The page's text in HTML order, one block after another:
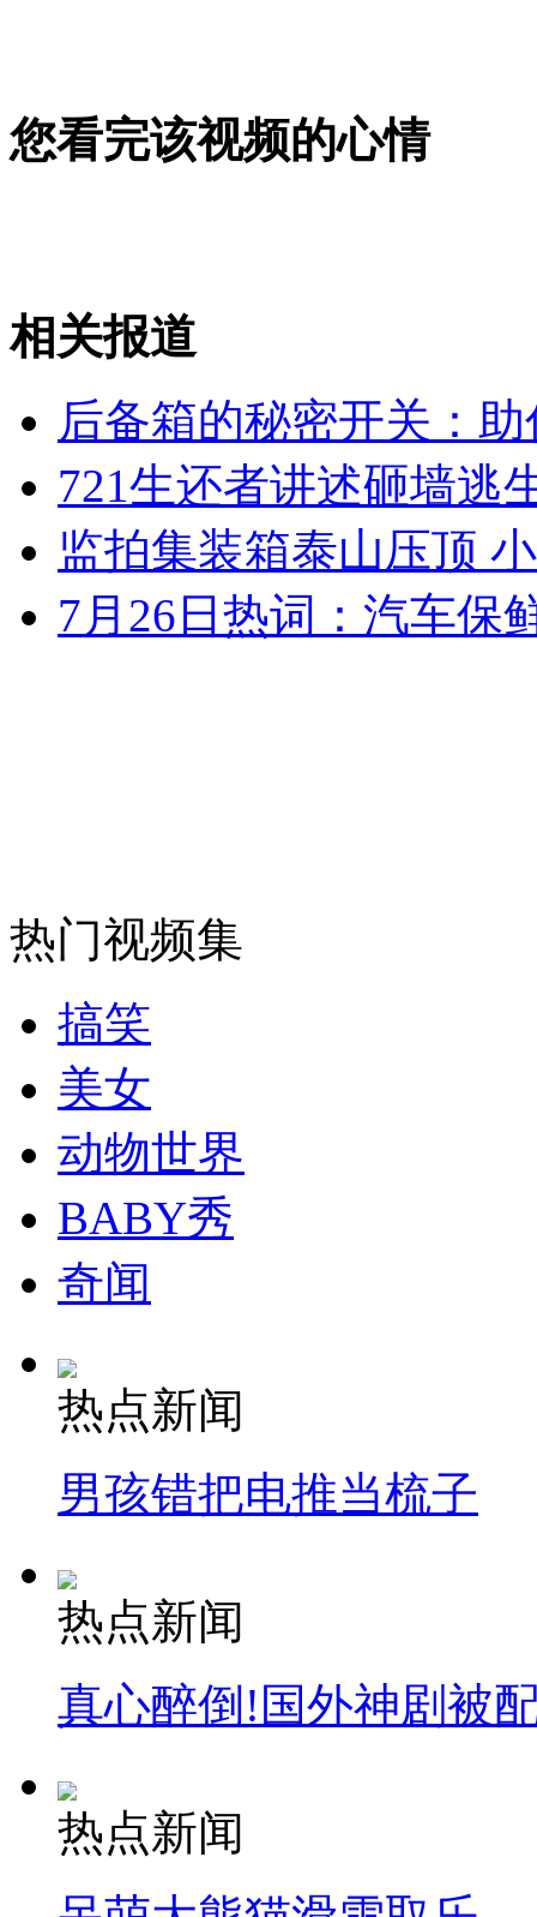
外交部：反对强权政治霸凌主义
安徽一实载49人客车翻车
走！跟着总书记去植树
消防员救轻生者 花炮节热闹非凡 减压"枕头大战"
您看完该视频的心情
相关报道
后备箱的秘密开关：
721生还者讲述砸墙逃
监拍集装箱泰山压顶
7月26日热词：汽车保
热门视频集
搞笑
美女
动物世界
BABY秀
奇闻
热点新闻
男孩错把电推当梳子
热点新闻
真心醉倒!国外神剧被
热点新闻